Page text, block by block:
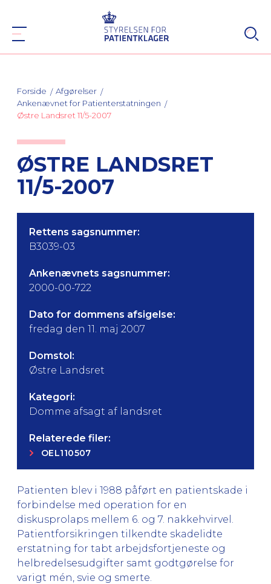
Forside
Afgørelser
Ankenævnet for Patienterstatningen
Østre Landsret 11/5-2007
ØSTRE LANDSRET
11/5-2007
Rettens sagsnummer:
B3039-03
Ankenævnets sagsnummer:
2000-00-722
Dato for dommens afsigelse:
fredag den 11. maj 2007
Domstol:
Østre Landsret
Kategori:
Domme afsagt af landsret
Relaterede filer:
OEL110507
Patienten blev i 1988 påført en patientskade i
forbindelse med operation for en
diskusprolaps mellem 6. og 7. nakkehvirvel.
Patientforsikringen tilkendte skadelidte
erstatning for tabt arbejdsfortjeneste og
helbredelsesudgifter samt godtgørelse for
varigt mén, svie og smerte.